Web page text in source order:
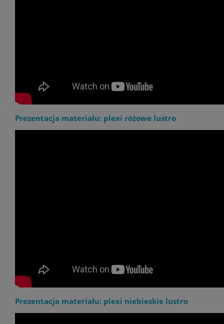
Prezentacja materiału: plexi różowe lustro
Prezentacja materiału: plexi niebieskie lustro